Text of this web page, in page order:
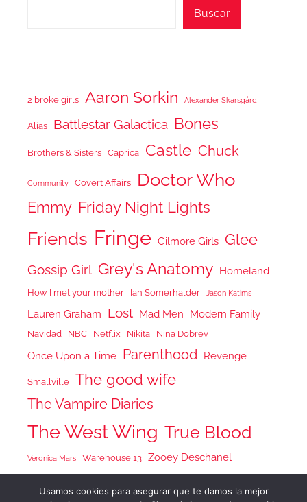
Buscar
2 broke girls Aaron Sorkin Alexander Skarsgård
Alias Battlestar Galactica Bones
Brothers & Sisters Caprica Castle Chuck
Community Covert Affairs Doctor Who
Emmy Friday Night Lights
Friends Fringe Gilmore Girls Glee
Gossip Girl Grey's Anatomy Homeland
How I met your mother Ian Somerhalder Jason Katims
Lauren Graham Lost Mad Men Modern Family
Navidad NBC Netflix Nikita Nina Dobrev
Once Upon a Time Parenthood Revenge
Smallville The good wife
The Vampire Diaries
The West Wing True Blood
Veronica Mars Warehouse 13 Zooey Deschanel
Usamos cookies para asegurar que te damos la mejor